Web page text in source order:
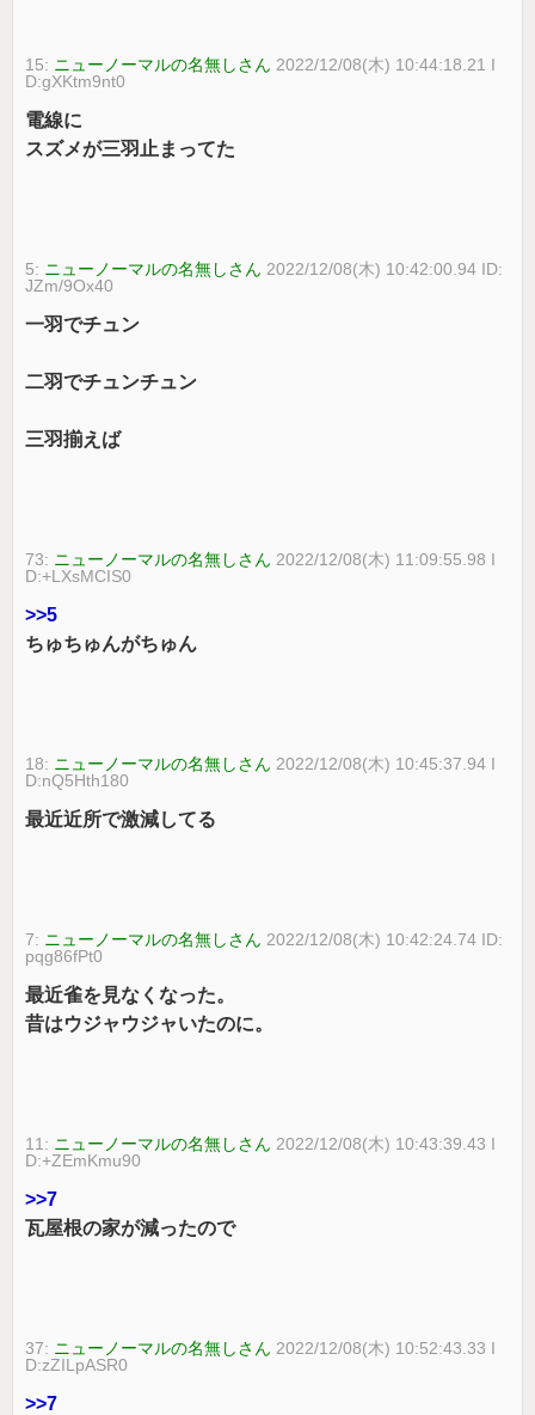
15: ニューノーマルの名無しさん 2022/12/08(木) 10:44:18.21 I
D:gXKtm9nt0
電線に
スズメが三羽止まってた
5: ニューノーマルの名無しさん 2022/12/08(木) 10:42:00.94 ID:
JZm/9Ox40
一羽でチュン
二羽でチュンチュン
三羽揃えば
73: ニューノーマルの名無しさん 2022/12/08(木) 11:09:55.98 I
D:+LXsMCIS0
>>5
ちゅちゅんがちゅん
18: ニューノーマルの名無しさん 2022/12/08(木) 10:45:37.94 I
D:nQ5Hth180
最近近所で激減してる
7: ニューノーマルの名無しさん 2022/12/08(木) 10:42:24.74 ID:
pqg86fPt0
最近雀を見なくなった。
昔はウジャウジャいたのに。
11: ニューノーマルの名無しさん 2022/12/08(木) 10:43:39.43 I
D:+ZEmKmu90
>>7
瓦屋根の家が減ったので
37: ニューノーマルの名無しさん 2022/12/08(木) 10:52:43.33 I
D:zZILpASR0
>>7